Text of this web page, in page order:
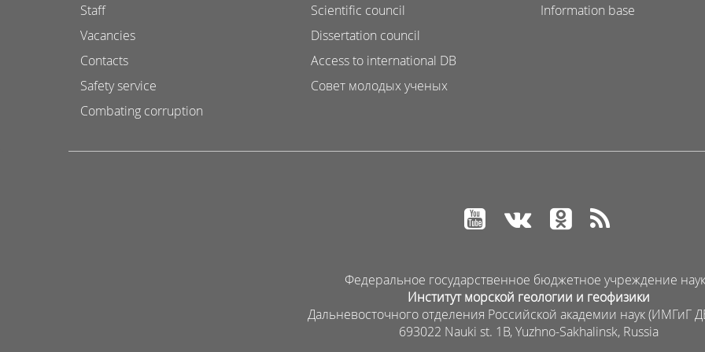
Staff
Vacancies
Contacts
Safety service
Combating corruption
Scientific council
Dissertation council
Access to international DB
Совет молодых ученых
Information base
Федеральное государственное бюджетное учреждение
Институт морской геологии и геофизики
Дальневосточного отделения Российской академии наук (ИМГиГ
693022 Nauki st. 1B, Yuzhno-Sakhalinsk, Russia